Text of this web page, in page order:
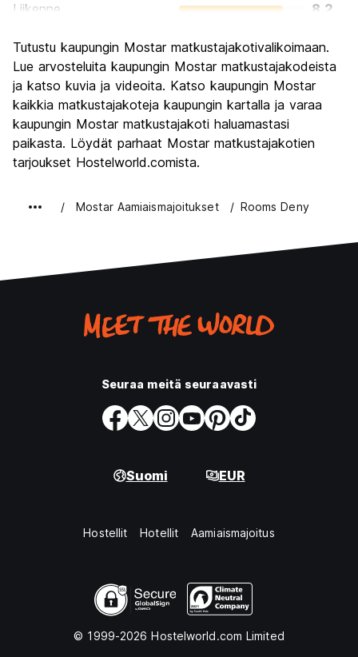
Liikenne
8.2
Kulttuuri
9.5
Yöelämä
7.5
Rahanarvoinen
9.4
Tutustu kaupungin Mostar matkustajakotivalikoimaan.
Lue arvosteluita kaupungin Mostar matkustajakodeista
ja katso kuvia ja videoita. Katso kaupungin Mostar
kaikkia matkustajakoteja kaupungin kartalla ja varaa
kaupungin Mostar matkustajakoti haluamastasi
paikasta. Löydät parhaat Mostar matkustajakotien
tarjoukset Hostelworld.comista.
Mostar Aamiaismajoitukset Rooms Deny
Seuraa meitä seuraavasti
Suomi EUR
Hostellit Hotellit Aamiaismajoitus
© 1999-2026 Hostelworld.com Limited